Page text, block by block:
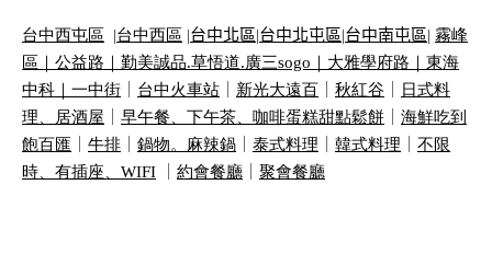
台中西屯區 |台中西區 |台中北區|台中北屯區|台中南屯區| 霧峰
區｜ 公益路｜ 勤美誠品.草悟道.廣三sogo 大雅學府路｜ 東海
中科｜ 一中街 台中火車站 新光大遠百 秋紅谷
日式料
理、居酒屋
早午餐、下午茶、咖啡蛋糕甜點鬆餅
海鮮吃到
飽百匯
牛排 鍋物。麻辣鍋 泰式料理 韓式料理
不限
時、有插座、 WIFI 約會餐廳 聚會餐廳